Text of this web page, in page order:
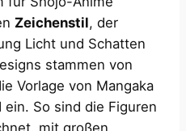
Zeichenstil, der
Licht und Schatten
stammen von
Vorlage von Mangaka
So sind die Figuren